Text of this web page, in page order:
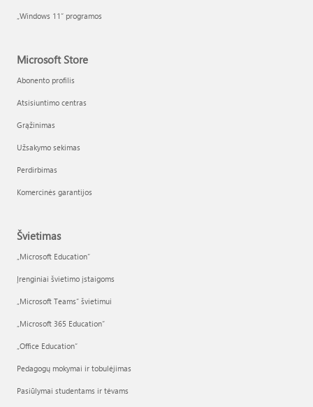
„Windows 11“ programos
Microsoft Store
Abonento profilis
Atsisiuntimo centras
Grąžinimas
Užsakymo sekimas
Perdirbimas
Komercinės garantijos
Švietimas
„Microsoft Education“
Įrenginiai švietimo įstaigoms
„Microsoft Teams“ švietimui
„Microsoft 365 Education“
„Office Education“
Pedagogų mokymai ir tobulėjimas
Pasiūlymai studentams ir tėvams